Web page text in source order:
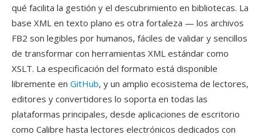
qué facilita la gestión y el descubrimiento en bibliotecas. La
base XML en texto plano es otra fortaleza — los archivos
FB2 son legibles por humanos, fáciles de validar y sencillos
de transformar con herramientas XML estándar como
XSLT. La especificación del formato está disponible
libremente en GitHub, y un amplio ecosistema de lectores,
editores y convertidores lo soporta en todas las
plataformas principales, desde aplicaciones de escritorio
como Calibre hasta lectores electrónicos dedicados con